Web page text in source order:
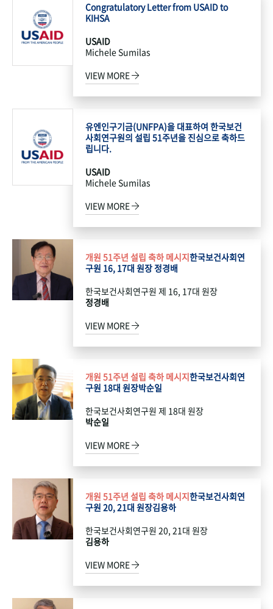
Congratulatory Letter from USAID to
KIHSA
USAID
Michele Sumilas
VIEW MORE
유엔인구기금(UNFPA)을 대표하여 한국보건
사회연구원의 설립 51주년을 진심으로 축하드
립니다.
USAID
Michele Sumilas
VIEW MORE
개원 51주년 설립 축하 메시지한국보건사회연
구원 16, 17대 원장 정경배
한국보건사회연구원 제 16, 17대 원장
정경배
VIEW MORE
개원 51주년 설립 축하 메시지한국보건사회연
구원 18대 원장박순일
한국보건사회연구원 제 18대 원장
박순일
VIEW MORE
개원 51주년 설립 축하 메시지한국보건사회연
구원 20, 21대 원장김용하
한국보건사회연구원 20, 21대 원장
김용하
VIEW MORE